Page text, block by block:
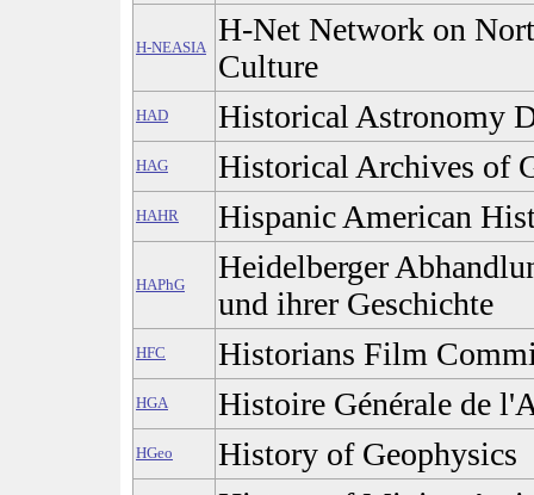
H-NEASIA
H-Net Network on
Culture
HAD Historical Astronomy
HAG Historical Archives of
HAHR Hispanic American
HAPhG
Heidelberger
und ihrer Geschichte
HFC Historians Film
HGA Histoire Générale de
HGeo History of Geophysics